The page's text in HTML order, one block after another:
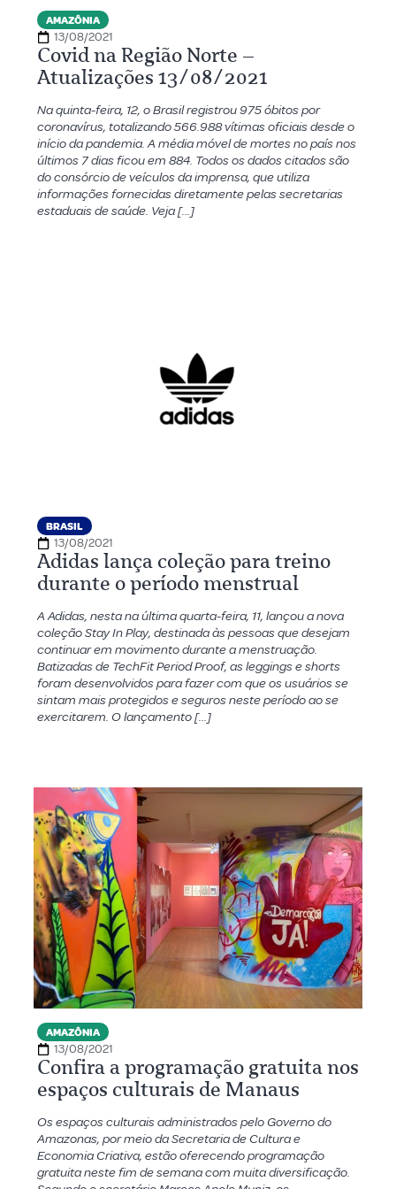
AMAZÔNIA
13/08/2021
Covid na Região Norte –
Atualizações 13/08/2021
Na quinta-feira, 12, o Brasil registrou 975 óbitos por
coronavírus, totalizando 566.988 vítimas oficiais desde o
início da pandemia. A média móvel de mortes no país nos
últimos 7 dias ficou em 884. Todos os dados citados são
do consórcio de veículos da imprensa, que utiliza
informações fornecidas diretamente pelas secretarias
estaduais de saúde. Veja […]
BRASIL
13/08/2021
Adidas lança coleção para treino
durante o período menstrual
A Adidas, nesta na última quarta-feira, 11, lançou a nova
coleção Stay In Play, destinada às pessoas que desejam
continuar em movimento durante a menstruação.
Batizadas de TechFit Period Proof, as leggings e shorts
foram desenvolvidos para fazer com que os usuários se
sintam mais protegidos e seguros neste período ao se
exercitarem. O lançamento […]
AMAZÔNIA
13/08/2021
Confira a programação gratuita nos
espaços culturais de Manaus
Os espaços culturais administrados pelo Governo do
Amazonas, por meio da Secretaria de Cultura e
Economia Criativa, estão oferecendo programação
gratuita neste fim de semana com muita diversificação.